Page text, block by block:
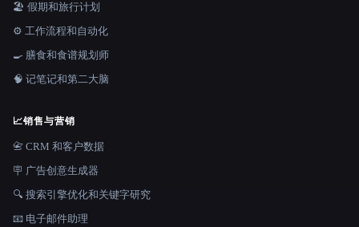
🏖 假期和旅行计划
⚙️ 工作流程和自动化
🍳 膳食和食谱规划师
🧠 记笔记和第二大脑
📈销售与营销
📇 CRM 和客户数据
🪧 广告创意生成器
🔍 搜索引擎优化和关键字研究
📧 电子邮件助理